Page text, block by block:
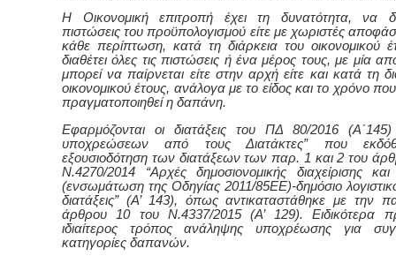
Η Οικονομική επιτροπή έχει τη δυνατότητα, να
πιστώσεις του προϋπολογισμού είτε με χωριστές
κάθε περίπτωση, κατά τη διάρκεια του οικονομικού
διαθέτει όλες τις πιστώσεις ή ένα μέρος τους, με μία
μπορεί να παίρνεται είτε στην αρχή είτε και κατά τη
οικονομικού έτους, ανάλογα με το είδος και το χρόνο
πραγματοποιηθεί η δαπάνη.
Εφαρμόζονται οι διατάξεις του ΠΔ 80/2016
υποχρεώσεων από τους Διατάκτες” που
εξουσιοδότηση των διατάξεων των παρ. 1 και 2 του
Ν.4270/2014 “Αρχές δημοσιονομικής διαχείρισης και
(ενσωμάτωση της Οδηγίας 2011/85ΕΕ)-δημόσιο
διατάξεις” (Α’ 143), όπως αντικαταστάθηκε με την
άρθρου 10 του Ν.4337/2015 (Α’ 129). Ειδικότερα
ιδιαίτερος τρόπος ανάληψης υποχρέωσης για
κατηγορίες δαπανών.